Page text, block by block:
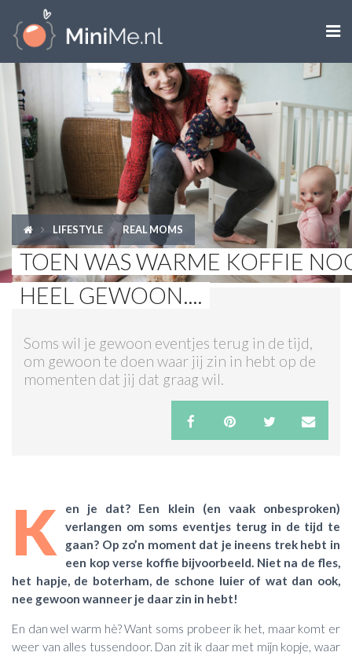

ZWANGER WORDEN
ZWANGER
BABY
PEUTER
KIND
LIFESTYLE
SHOPS
LIFESTYLE REAL MOMS
TOEN WAS WARME KOFFIE
HEEL GEWOON....
Soms wil je gewoon eventjes terug in de tijd,
om gewoon te doen waar jij zin in hebt op de
momenten dat jij dat graag wil.
K
en je dat? Een klein (en vaak onbesproken)
verlangen om soms eventjes terug in de tijd te
gaan? Op zo’n moment dat je ineens trek hebt in
een kop verse koffie bijvoorbeeld. Niet na de fles,
het hapje, de boterham, de schone luier of wat dan ook,
nee gewoon wanneer je daar zin in hebt!
En dan wel warm hè? Want soms probeer ik het, maar komt er
weer van alles tussendoor. Dan zit ik daar met mijn kopje, waar